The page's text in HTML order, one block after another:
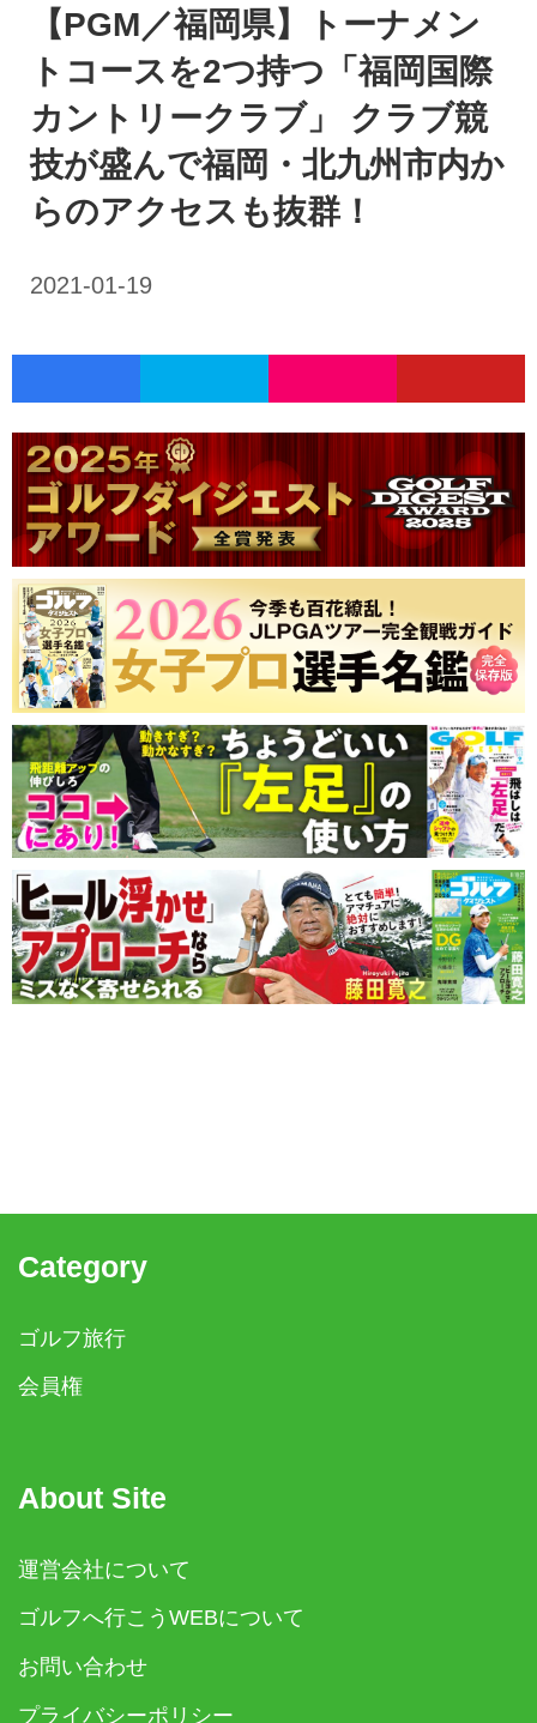
【PGM／福岡県】トーナメン
トコースを2つ持つ「福岡国際
カントリークラブ」 クラブ競
技が盛んで福岡・北九州市内か
らのアクセスも抜群！
Category
ゴルフ旅行
会員権
About Site
運営会社について
ゴルフへ行こうWEBについて
お問い合わせ
プライバシーポリシー